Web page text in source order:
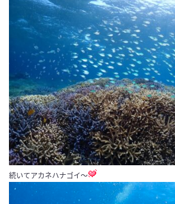
続いてアカネハナゴイ〜